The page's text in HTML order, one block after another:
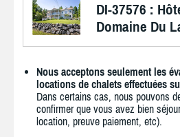
DI-37576 :
Domaine Du
Nous acceptons seulement les
locations de chalets effectuées
Dans certains cas, nous pouvons
confirmer que vous avez bien
location, preuve paiement, etc).